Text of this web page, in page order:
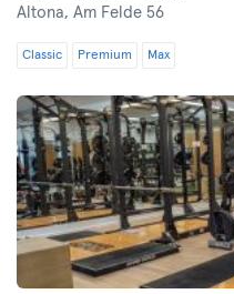
Altona, Am Felde 56
Classic Premium Max